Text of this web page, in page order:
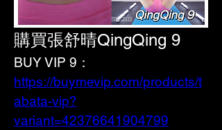
購買張舒晴QingQing 9
BUY VIP 9：
https://buymevip.com/products/t
abata-vip?
variant=42376641904799